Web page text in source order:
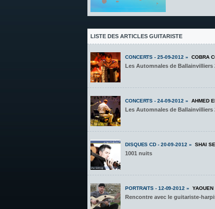
LISTE DES ARTICLES GUITARISTE
CONCERTS - 25-09-2012 » COBRA
Les Automnales de Ballainvilliers
CONCERTS - 24-09-2012 » AHMED
Les Automnales de Ballainvilliers
DISQUES CD - 20-09-2012 » SHAI
1001 nuits
PORTRAITS - 12-09-2012 » YAOUEN
Rencontre avec le guitariste-